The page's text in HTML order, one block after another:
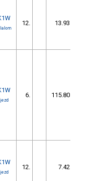
12. 13.93
6. 115.80
12. 7.42